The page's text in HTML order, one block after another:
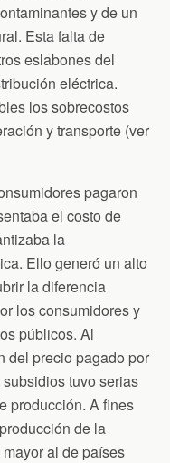
y de un
Esta falta de
eslabones del
eléctrica.
los sobrecostos
y transporte (ver
pagaron
el costo de
la
Ello generó un alto
la diferencia
los consumidores y
públicos. Al
del precio pagado por
tuvo serias
producción. A fines
de la
al de países